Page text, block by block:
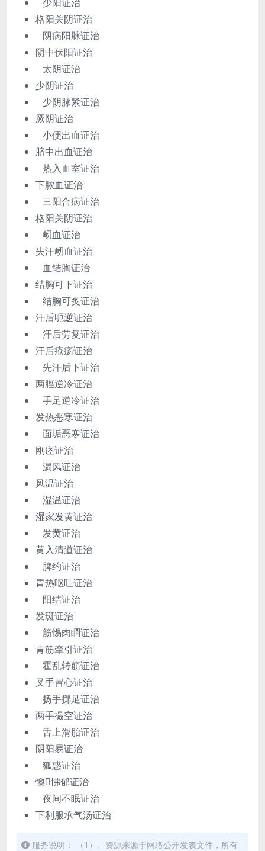
格阳关阴证治
阴病阳脉证治
阴中伏阳证治
太阴证治
少阴证治
少阴脉紧证治
厥阴证治
小便出血证治
脐中出血证治
热入血室证治
下脓血证治
三阳合病证治
格阳关阴证治
衂血证治
失汗衂血证治
血结胸证治
结胸可下证治
结胸可炙证治
汗后呃逆证治
汗后劳复证治
汗后疮疡证治
先汗后下证治
两脛逆冷证治
手足逆冷证治
发热恶寒证治
面垢恶寒证治
刚痉证治
漏风证治
风温证治
湿温证治
湿家发黄证治
发黄证治
黄入清道证治
脾约证治
胃热呕吐证治
阳结证治
发斑证治
筋惕肉瞤证治
青筋牵引证治
霍乱转筋证治
叉手冒心证治
扬手掷足证治
两手撮空证治
舌上滑胎证治
阴阳易证治
狐惑证治
懊怫郁证治
夜间不眠证治
下利服承气汤证治
服务说明： （1）、资源来源于网络公开发表文件，所有